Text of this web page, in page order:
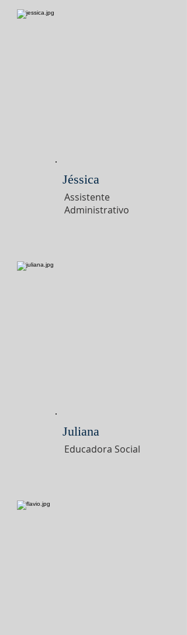
Jéssica
Assistente
Administrativo
Juliana
Educadora Social